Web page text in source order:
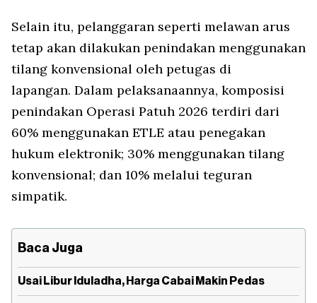
Selain itu, pelanggaran seperti melawan arus
tetap akan dilakukan penindakan menggunakan
tilang konvensional oleh petugas di
lapangan. Dalam pelaksanaannya, komposisi
penindakan Operasi Patuh 2026 terdiri dari
60% menggunakan ETLE atau penegakan
hukum elektronik; 30% menggunakan tilang
konvensional; dan 10% melalui teguran
simpatik.
Baca Juga
Usai Libur Iduladha, Harga Cabai Makin Pedas